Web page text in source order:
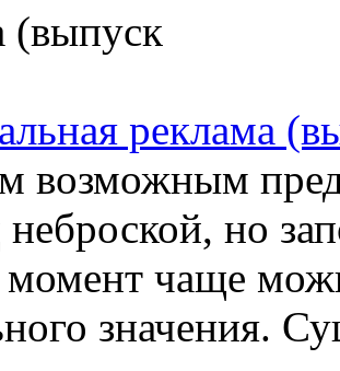
реклама
возможным
неброской, но
чаще
значения.